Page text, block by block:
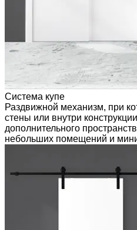
Система купе
Раздвижной механизм, при
стены или внутри
дополнительного
небольших помещений и